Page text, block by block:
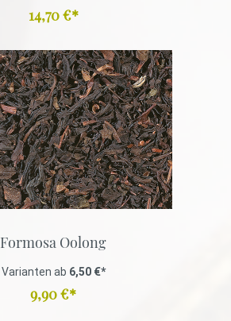
14,70 €*
Formosa Oolong
Varianten ab 6,50 €*
9,90 €*